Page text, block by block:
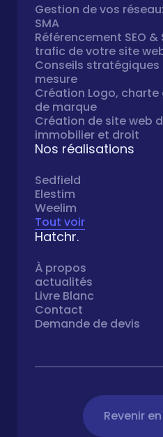
Gestion de vos
SMA
Référencement SEO &
trafic de votre site
Conseils
mesure
Création Logo,
de marque
Création de site web
immobilier et droit
Nos réalisations
Sedfield
Elestim
Weelim
Tout voir
Hatchr.
À propos
actualités
Livre Blanc
Contact
Demande de devis
Revenir